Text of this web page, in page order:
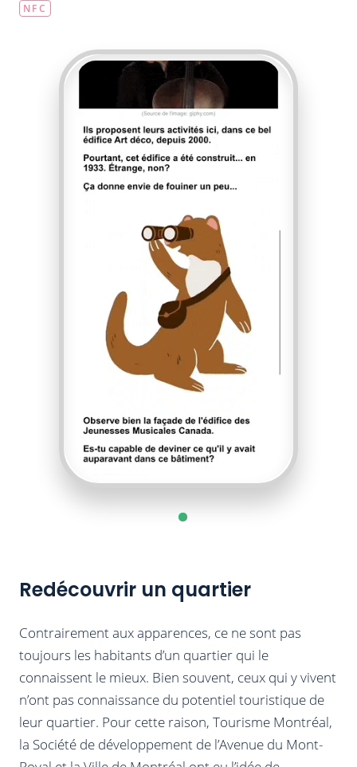
NFC
Redécouvrir un quartier
Contrairement aux apparences, ce ne sont pas
toujours les habitants d’un quartier qui le
connaissent le mieux. Bien souvent, ceux qui y vivent
n’ont pas connaissance du potentiel touristique de
leur quartier. Pour cette raison, Tourisme Montréal,
la Société de développement de l’Avenue du Mont-